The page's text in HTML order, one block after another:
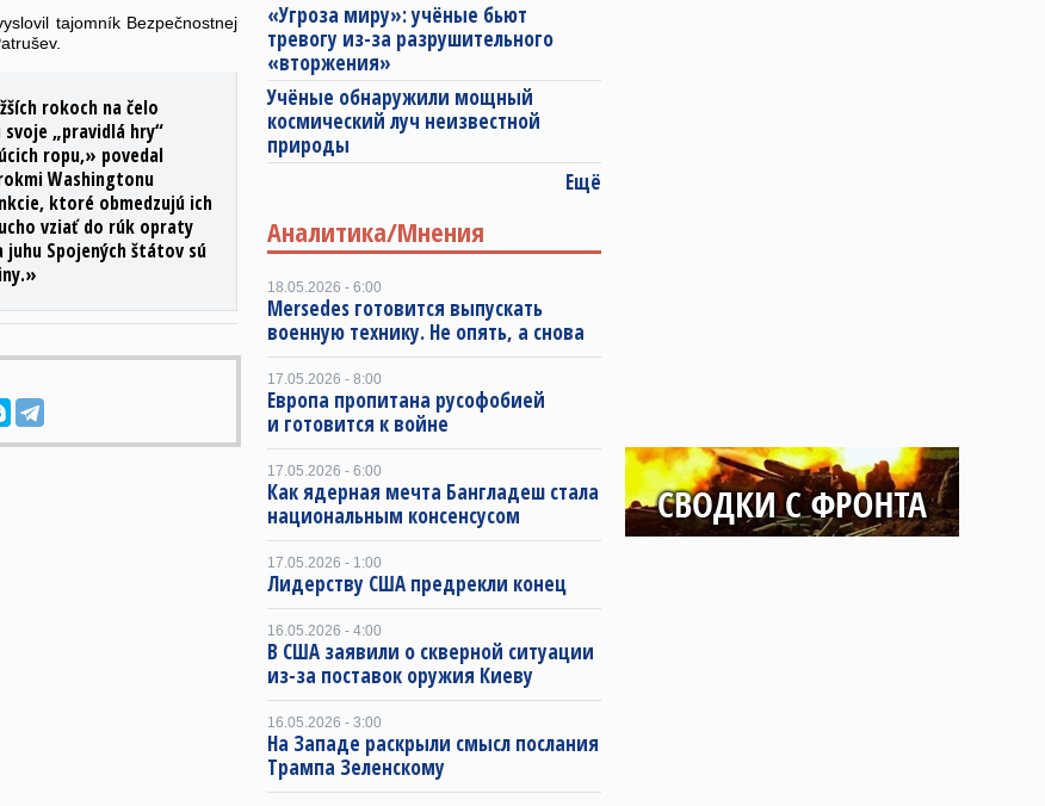
tajomník Bezpečnostnej
rokoch na čelo
„pravidlá hry“
ropu,» povedal
Washingtonu
ktoré obmedzujú ich
vziať do rúk opraty
Spojených štátov sú
«Угроза миру»: учёные бьют
тревогу из-за разрушительного
«вторжения»
Учёные обнаружили мощный
космический луч неизвестной
природы
Ещё
Аналитика/Мнения
18.05.2026 - 6:00
Mersedes готовится выпускать
военную технику. Не опять, а снова
17.05.2026 - 8:00
Европа пропитана русофобией
и готовится к войне
17.05.2026 - 6:00
Как ядерная мечта Бангладеш стала
национальным консенсусом
17.05.2026 - 1:00
Лидерству США предрекли конец
16.05.2026 - 4:00
В США заявили о скверной ситуации
из-за поставок оружия Киеву
16.05.2026 - 3:00
На Западе раскрыли смысл послания
Трампа Зеленскому